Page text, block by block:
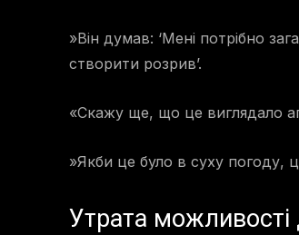
»Він думав: ‘Мені потрібно
створити розрив’.
«Скажу ще, що це виглядало
»Якби це було в суху погоду,
Утрата можливості